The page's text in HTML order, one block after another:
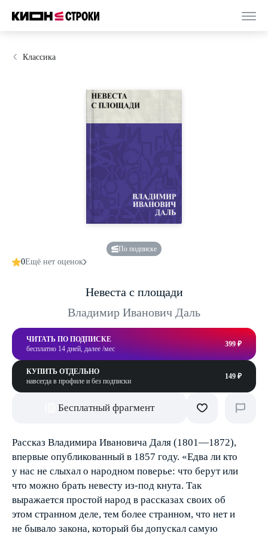
Классика
По подписке
0Ещё нет оценок
Невеста с площади
Владимир Иванович Даль
ЧИТАТЬ ПО ПОДПИСКЕ
бесплатно 14 дней, далее /мес
399 ₽
КУПИТЬ ОТДЕЛЬНО
навсегда в профиле и без подписки
149 ₽
Бесплатный фрагмент
Рассказ Владимира Ивановича Даля (1801—1872),
впервые опубликованный в 1857 году. «Едва ли кто
у нас не слыхал о народном поверье: что берут или
что можно брать невесту из-под кнута. Так
выражается простой народ в рассказах своих об
этом странном деле, тем более странном, что нет и
не бывало закона, который бы допускал самую